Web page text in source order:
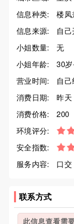
信息种类:
楼凤
信息来源:
自
小姐数量:
无
小姐年龄:
30
营业时间:
自己
消费日期:
昨天
消费价格:
200
环境评分:
安全指数:
服务内容:
口
联系方式
此信息查看需